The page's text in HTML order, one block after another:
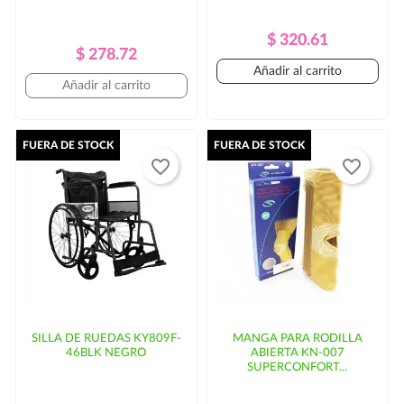
Precio
Regular
Precio
$ 278.72
Añadir al carrito
Precio
Regular
Precio
$ 320.61
Añadir al carrito
SILLA DE RUEDAS KY809F-
46BLK NEGRO
FUERA DE STOCK
favorite_border
MANGA PARA RODILLA
ABIERTA KN-007
SUPERCONFORT...
FUERA DE STOCK
favorite_border